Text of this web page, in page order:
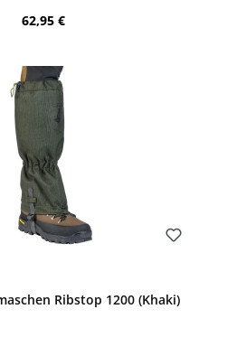
Regulärer Preis:
62,95 €
Ribstop 1200 (Khaki)